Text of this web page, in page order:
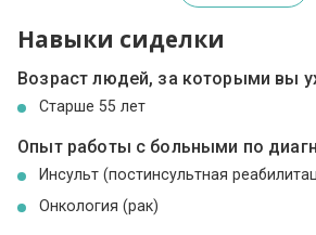
Навыки сиделки
Возраст людей, за которыми вы
Cтарше 55 лет
Опыт работы с больными по
Инсульт (постинсультная
Онкология (рак)